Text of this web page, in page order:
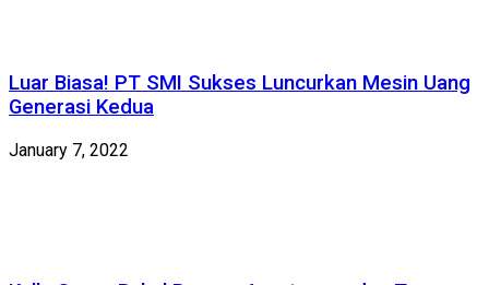
Luar Biasa! PT SMI Sukses Luncurkan Mesin Uang
Generasi Kedua
January 7, 2022